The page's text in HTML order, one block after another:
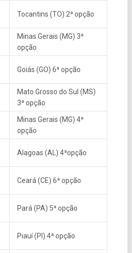
Tocantins (TO) 2ª opção
Minas Gerais (MG) 3ª
opção
Goiás (GO) 6ª opção
Mato Grosso do Sul (MS)
3ª opção
Minas Gerais (MG) 4ª
opção
Alagoas (AL) 4ªopção
Ceará (CE) 6ª opção
Pará (PA) 5ª opção
Piauí (PI) 4ª opção